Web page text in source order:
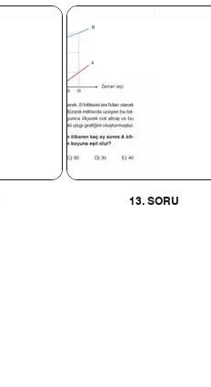
13. SORU